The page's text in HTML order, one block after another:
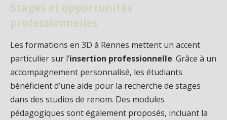
Stages et opportunités
professionnelles
Les formations en 3D à Rennes mettent un accent
particulier sur l’insertion professionnelle. Grâce à un
accompagnement personnalisé, les étudiants
bénéficient d’une aide pour la recherche de stages
dans des studios de renom. Des modules
pédagogiques sont également proposés, incluant la